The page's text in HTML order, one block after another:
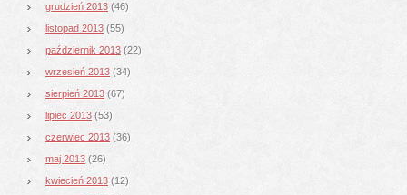
grudzień 2013 (46)
listopad 2013 (55)
październik 2013 (22)
wrzesień 2013 (34)
sierpień 2013 (67)
lipiec 2013 (53)
czerwiec 2013 (36)
maj 2013 (26)
kwiecień 2013 (12)